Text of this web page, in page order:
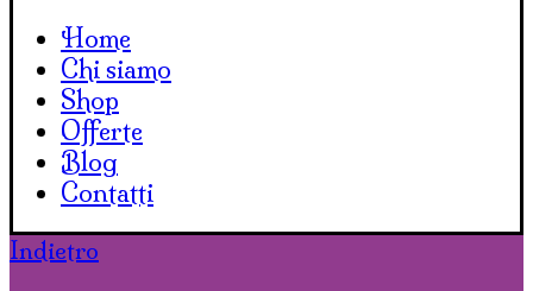
Home
Chi siamo
Shop
Offerte
Blog
Contatti
Indietro